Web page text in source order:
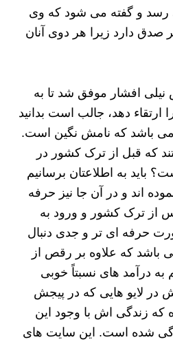
رسد و گفته می شود که وی
صدق دارد زیرا هر دوی آنان
نیلی افشار موفق شد تا به
دهد، جالب است بدانید
باشد که نامش نگین است.
که قبل از ترک کشور در
باید به اطلاعتان برسانیم
اند و در آن جا نیز حرفه
از ترک کشور و ورود به
حرفه ای تر و جدی دنبال
باشد که علاوه بر رقص از
درآمد های نسبتاً خوبی
لایو هایی که در پیجش
که زندگی اش با وجود این
شده است. این سایت های